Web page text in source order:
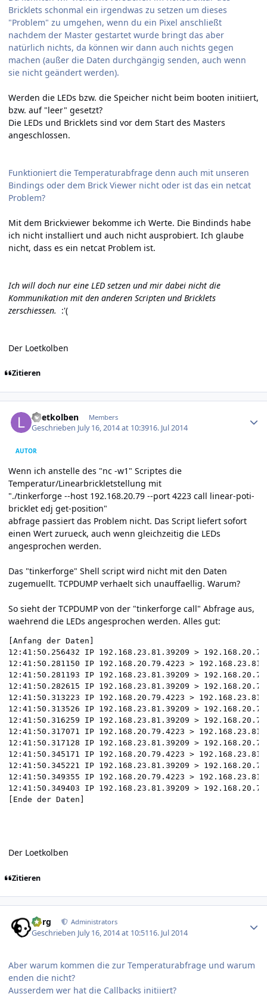
Bricklets schonmal ein irgendwas zu setzen um dieses
"Problem" zu umgehen, wenn du ein Pixel anschließt
nachdem der Master gestartet wurde bringt das aber
natürlich nichts, da können wir dann auch nichts gegen
machen (außer die Daten durchgängig senden, auch wenn
sie nicht geändert werden).
Werden die LEDs bzw. die Speicher nicht beim booten initiiert,
bzw. auf "leer" gesetzt?
Die LEDs und Bricklets sind vor dem Start des Masters
angeschlossen.
Funktioniert die Temperaturabfrage denn auch mit unseren
Bindings oder dem Brick Viewer nicht oder ist das ein netcat
Problem?
Mit dem Brickviewer bekomme ich Werte. Die Bindinds habe
ich nicht installiert und auch nicht ausprobiert. Ich glaube
nicht, dass es ein netcat Problem ist.
Ich will doch nur eine LED setzen und mir dabei nicht die
Kommunikation mit den anderen Scripten und Bricklets
zerschiessen. :'(
Der Loetkolben
Zitieren
Loetkolben Members
Geschrieben July 16, 2014 at 10:3916. Jul 2014
AUTOR
Wenn ich anstelle des "nc -w1" Scriptes die
Temperatur/Linearbrickletstellung mit
"./tinkerforge --host 192.168.20.79 --port 4223 call linear-poti-
bricklet edj get-position"
abfrage passiert das Problem nicht. Das Script liefert sofort
einen Wert zurueck, auch wenn gleichzeitig die LEDs
angesprochen werden.
Das "tinkerforge" Shell script wird nicht mit den Daten
zugemuellt. TCPDUMP verhaelt sich unauffaellig. Warum?
So sieht der TCPDUMP von der "tinkerforge call" Abfrage aus,
waehrend die LEDs angesprochen werden. Alles gut:
[Anfang der Daten]
12:41:50.256432 IP 192.168.23.81.39209 >
12:41:50.281150 IP 192.168.20.79.4223 >
12:41:50.281193 IP 192.168.23.81.39209 >
12:41:50.282615 IP 192.168.23.81.39209 >
12:41:50.313223 IP 192.168.20.79.4223 >
12:41:50.313526 IP 192.168.23.81.39209 >
12:41:50.316259 IP 192.168.23.81.39209 >
12:41:50.317071 IP 192.168.20.79.4223 >
12:41:50.317128 IP 192.168.23.81.39209 >
12:41:50.345171 IP 192.168.20.79.4223 >
12:41:50.345221 IP 192.168.23.81.39209 >
12:41:50.349355 IP 192.168.20.79.4223 >
12:41:50.349403 IP 192.168.23.81.39209 >
[Ende der Daten]
Der Loetkolben
Zitieren
borg Administrators
Geschrieben July 16, 2014 at 10:5116. Jul 2014
Aber warum kommen die zur Temperaturabfrage und warum
enden die nicht?
Ausserdem wer hat die Callbacks initiiert?